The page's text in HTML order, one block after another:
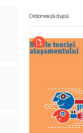
Ordonează după: